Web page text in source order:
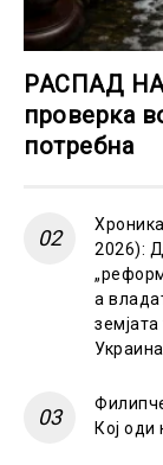
РАСПАД
проверка
потребна
2026):
а
Украина
Кој оди